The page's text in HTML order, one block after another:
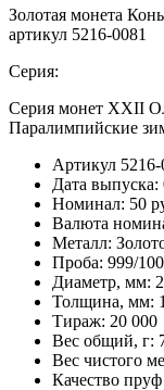
Золотая монета
артикул 5216-0081
Серия:
Серия монет XXII
Паралимпийские
Артикул 5216-
Дата выпуска:
Номинал: 50
Валюта
Металл:
Проба: 999/
Диаметр, мм:
Толщина, мм:
Тираж: 20 000
Вес общий, г:
Вес чистого
Качество пруф